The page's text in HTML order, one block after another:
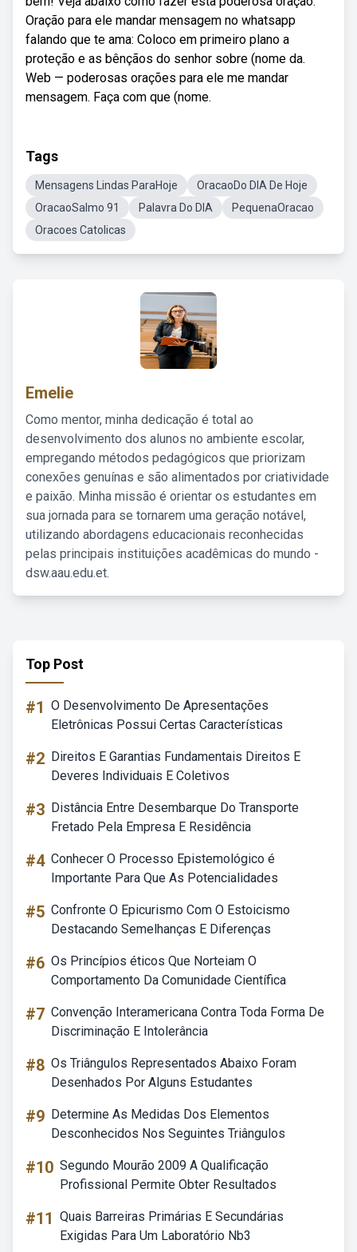
Oração para ele mandar mensagem no whatsapp
falando que te ama: Coloco em primeiro plano a
proteção e as bênçãos do senhor sobre (nome da.
Web — poderosas orações para ele me mandar
mensagem. Faça com que (nome.
Tags
Mensagens Lindas ParaHoje
OracaoDo DIA De Hoje
OracaoSalmo 91
Palavra Do DIA
PequenaOracao
Oracoes Catolicas
Emelie
Como mentor, minha dedicação é total ao
desenvolvimento dos alunos no ambiente escolar,
empregando métodos pedagógicos que priorizam
conexões genuínas e são alimentados por criatividade
e paixão. Minha missão é orientar os estudantes em
sua jornada para se tornarem uma geração notável,
utilizando abordagens educacionais reconhecidas
pelas principais instituições acadêmicas do mundo -
dsw.aau.edu.et.
Top Post
#1 O Desenvolvimento De Apresentações
Eletrônicas Possui Certas Características
#2 Direitos E Garantias Fundamentais Direitos E
Deveres Individuais E Coletivos
#3 Distância Entre Desembarque Do Transporte
Fretado Pela Empresa E Residência
#4 Conhecer O Processo Epistemológico é
Importante Para Que As Potencialidades
#5 Confronte O Epicurismo Com O Estoicismo
Destacando Semelhanças E Diferenças
#6 Os Princípios éticos Que Norteiam O
Comportamento Da Comunidade Científica
#7 Convenção Interamericana Contra Toda Forma De
Discriminação E Intolerância
#8 Os Triângulos Representados Abaixo Foram
Desenhados Por Alguns Estudantes
#9 Determine As Medidas Dos Elementos
Desconhecidos Nos Seguintes Triângulos
#10 Segundo Mourão 2009 A Qualificação
Profissional Permite Obter Resultados
#11 Quais Barreiras Primárias E Secundárias
Exigidas Para Um Laboratório Nb3